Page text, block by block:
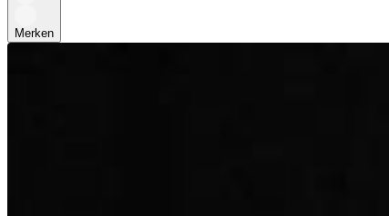
Merken